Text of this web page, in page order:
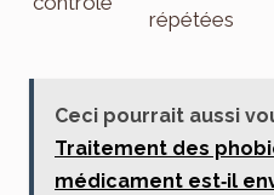
répétées
Ceci pourrait aussi
Traitement des
médicament est‑il